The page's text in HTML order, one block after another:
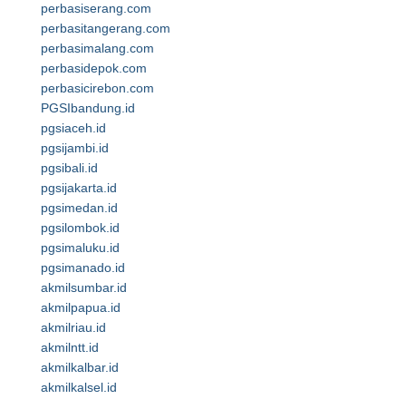
perbasiserang.com
perbasitangerang.com
perbasimalang.com
perbasidepok.com
perbasicirebon.com
PGSIbandung.id
pgsiaceh.id
pgsijambi.id
pgsibali.id
pgsijakarta.id
pgsimedan.id
pgsilombok.id
pgsimaluku.id
pgsimanado.id
akmilsumbar.id
akmilpapua.id
akmilriau.id
akmilntt.id
akmilkalbar.id
akmilkalsel.id